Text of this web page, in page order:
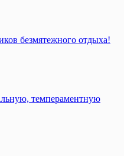
безмятежного отдыха!
темпераментную